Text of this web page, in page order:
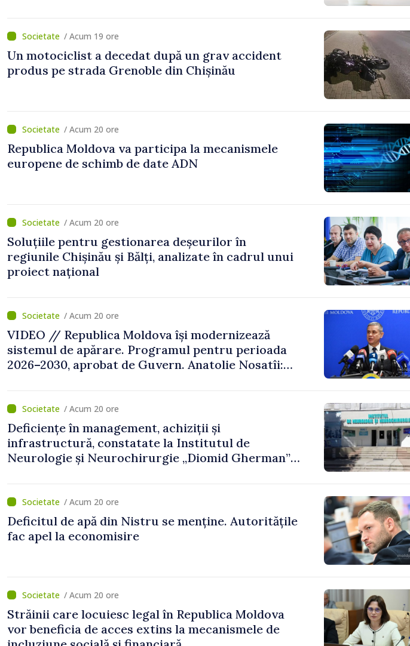
/ Acum 19 ore
Un motociclist a decedat după un grav accident
produs pe strada Grenoble din Chișinău
/ Acum 20 ore
Republica Moldova va participa la mecanismele
europene de schimb de date ADN
/ Acum 20 ore
Soluțiile pentru gestionarea deșeurilor în
regiunile Chișinău și Bălți, analizate în cadrul unui
proiect național
/ Acum 20 ore
VIDEO // Republica Moldova își modernizează
sistemul de apărare. Programul pentru perioada
2026–2030, aprobat de Guvern. Anatolie Nosatîi:
reprezintă un pas esențial pentru consolidarea
capacităților de apărare ale statului”
/ Acum 20 ore
Deficiențe în management, achiziții și
infrastructură, constatate la Institutul de
Neurologie și Neurochirurgie „Diomid Gherman”.
/ Acum 20 ore
Deficitul de apă din Nistru se menține. Autoritățile
fac apel la economisire
/ Acum 20 ore
Străinii care locuiesc legal în Republica Moldova
vor beneficia de acces extins la mecanismele de